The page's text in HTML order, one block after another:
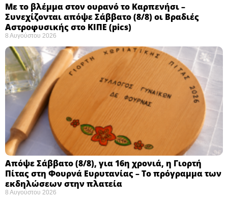
Με το βλέμμα στον ουρανό το Καρπενήσι –
Συνεχίζονται απόψε Σάββατο (8/8) οι Βραδιές
Αστροφυσικής στο ΚΙΠΕ (pics)
8 Αυγούστου 2026
Απόψε Σάββατο (8/8), για 16η χρονιά, η Γιορτή
Πίτας στη Φουρνά Ευρυτανίας – Το πρόγραμμα των
εκδηλώσεων στην πλατεία
8 Αυγούστου 2026